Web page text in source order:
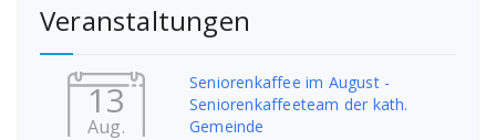
Veranstaltungen
13
Aug.
Seniorenkaffee im August -
Seniorenkaffeeteam der kath.
Gemeinde